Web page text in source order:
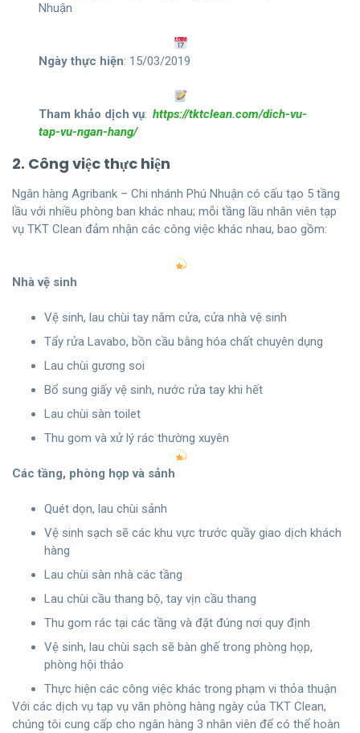
Nhuận
Ngày thực hiện: 15/03/2019
Tham khảo dịch vụ: https://tktclean.com/dich-vu-
tap-vu-ngan-hang/
2. Công việc thực hiện
Ngân hàng Agribank – Chi nhánh Phú Nhuận có cấu tạo 5 tầng
lầu với nhiều phòng ban khác nhau; mỗi tầng lầu nhân viên tạp
vụ TKT Clean đảm nhận các công việc khác nhau, bao gồm:
Nhà vệ sinh
Vệ sinh, lau chùi tay nắm cửa, cửa nhà vệ sinh
Tẩy rửa Lavabo, bồn cầu bằng hóa chất chuyên dụng
Lau chùi gương soi
Bổ sung giấy vệ sinh, nước rửa tay khi hết
Lau chùi sàn toilet
Thu gom và xử lý rác thường xuyên
Các tầng, phòng họp và sảnh
Quét dọn, lau chùi sảnh
Vệ sinh sạch sẽ các khu vực trước quầy giao dịch khách
hàng
Lau chùi sàn nhà các tầng
Lau chùi cầu thang bộ, tay vịn cầu thang
Thu gom rác tại các tầng và đặt đúng nơi quy định
Vệ sinh, lau chùi sạch sẽ bàn ghế trong phòng họp,
phòng hội thảo
Thực hiện các công việc khác trong phạm vi thỏa thuận
Với các dịch vụ tạp vụ văn phòng hàng ngày của TKT Clean,
chúng tôi cung cấp cho ngân hàng 3 nhân viên để có thể hoàn